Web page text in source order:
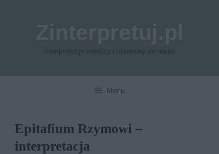
Menu
Epitafium Rzymowi –
interpretacja